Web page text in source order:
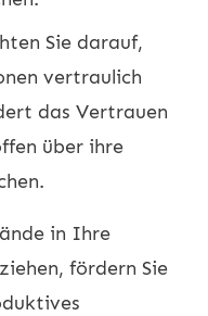
Sie darauf,
vertraulich
das Vertrauen
über ihre
in Ihre
fördern Sie